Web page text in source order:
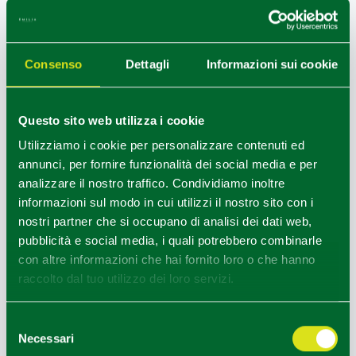
Consenso Dettagli Informazioni sui cookie
Questo sito web utilizza i cookie
Utilizziamo i cookie per personalizzare contenuti ed
annunci, per fornire funzionalità dei social media e per
analizzare il nostro traffico. Condividiamo inoltre
informazioni sul modo in cui utilizzi il nostro sito con i
nostri partner che si occupano di analisi dei dati web,
pubblicità e social media, i quali potrebbero combinarle
con altre informazioni che hai fornito loro o che hanno
raccolto dal tuo utilizzo dei loro servizi.
delNecessari
L’Isola degli Internati rappresenta uno dei luoghi più
suggestivi e meno conosciuti della Bassa reggiana,
Giornate limpide o leggermente nebbiose rendono l’atmosfera più
suggestiva
Abbigliamento comodo e scarpe adatte ai percorsi naturali
Quarta tappa - Guastalla Guastalla
La ciclabile lungo il Po conduce a Guastalla
, immersa
suggestivi spiccano l’asse della Crostolina, l’Isola del
Peccato e i Saliceti Allagati, area riqualificata per
restituire il suo equilibrio naturale.
Palazzo Ducaleracconta la storia della città e della